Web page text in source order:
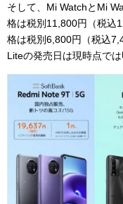
そして、Mi WatchとMi
格は税別11,800円（税込
格は税別6,800円（税込
Liteの発売日は現時点で